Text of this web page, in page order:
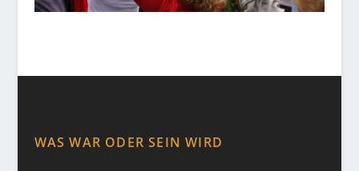
WAS WAR ODER SEIN WIRD